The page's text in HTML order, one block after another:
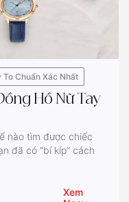
Chuẩn Xác Nhất
Hồ Nữ Tay
nào tìm được chiếc
đã có “bí kíp” cách
Xem